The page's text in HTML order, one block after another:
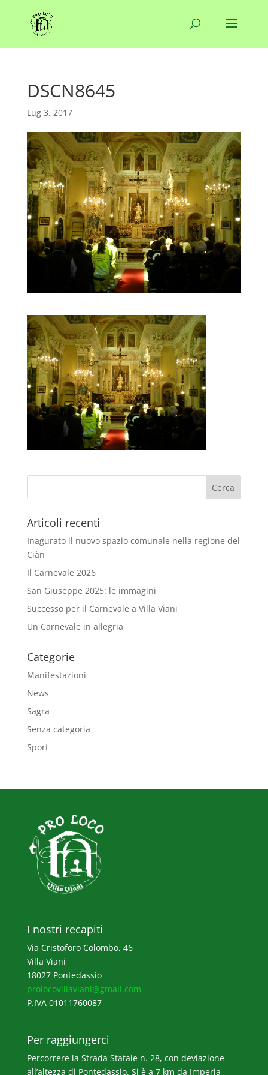
DSCN8645
Lug 3, 2017
Articoli recenti
Inagurato il nuovo spazio comunale nella regione del
Ciàn
Il Carnevale 2026
San Giuseppe 2025: le immagini
Successo per il Carnevale a Villa Viani
Un Carnevale in allegria
Categorie
Manifestazioni
News
Sagra
Senza categoria
Sport
I nostri recapiti
Via Cristoforo Colombo, 46
Villa Viani
18027 Pontedassio
prolocovillaviani@gmail.com
P.IVA 01011760087
Per raggiungerci
Percorrere la Strada Statale n. 28, con deviazione
all’altezza di Pontedassio. Si è a 7 km da Imperia-